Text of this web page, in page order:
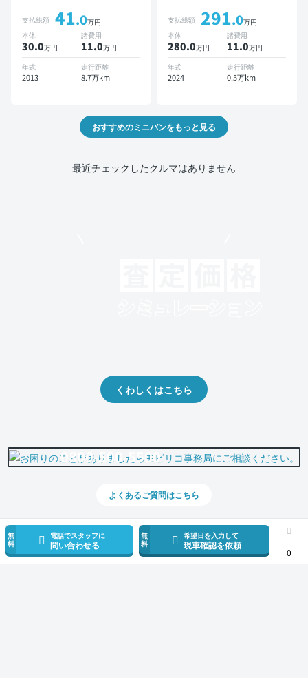
無
料
電話でスタッフに
問い合わせる
無
料
希望日を入力して
現車確認を依頼
0
り
支払総額 41.0万円
本体
30.0万円
諸費用
11.0万円
年式
2013
走行距離
8.7万km
ズ 3列シート スマートキー
バックモニター ドライブレ
コーダー 衝突軽減 7人乗り
支払総額 291.0万円
本体
280.0万円
諸費用
11.0万円
年式
2024
走行距離
0.5万km
おすすめのミニバンをもっと見る
最近チェックしたクルマはありません
くわしくはこちら
0800-500-5500
よくあるご質問はこちら